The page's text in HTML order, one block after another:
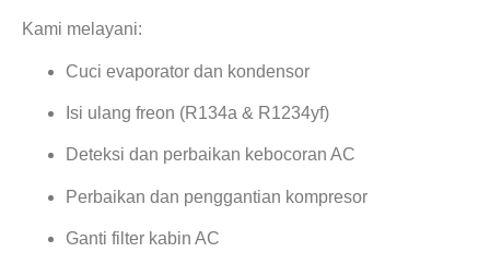
Kami melayani:
Cuci evaporator dan kondensor
Isi ulang freon (R134a & R1234yf)
Deteksi dan perbaikan kebocoran AC
Perbaikan dan penggantian kompresor
Ganti filter kabin AC